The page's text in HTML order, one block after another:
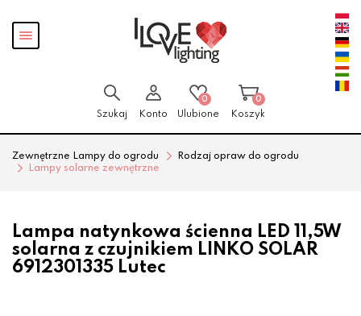
Pokaż
menu
Szukaj Konto
0
Ulubione
0
Koszyk
Zewnętrzne Lampy do ogrodu
Rodzaj opraw do ogrodu
Lampy solarne zewnętrzne
Lampa natynkowa ścienna LED 11,5W
solarna z czujnikiem LINKO SOLAR
6912301335 Lutec